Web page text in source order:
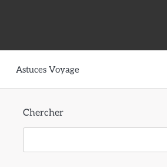
Astuces Voyage
Chercher